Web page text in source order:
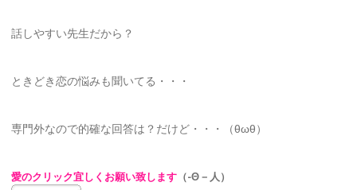
話しやすい先生だから？
ときどき恋の悩みも聞いてる・・・
専門外なので的確な回答は？だけど・・・（θωθ）
愛のクリック宜しくお願い致します （-Θ－人）